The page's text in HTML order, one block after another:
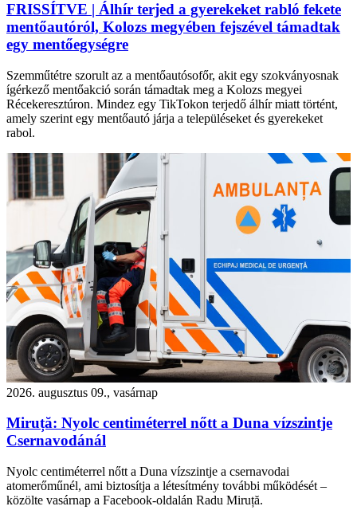
FRISSÍTVE | Álhír terjed a gyerekeket rabló fekete
mentőautóról, Kolozs megyében fejszével támadtak
egy mentőegységre
Szemműtétre szorult az a mentőautósofőr, akit egy szokványosnak
ígérkező mentőakció során támadtak meg a Kolozs megyei
Récekeresztúron. Mindez egy TikTokon terjedő álhír miatt történt,
amely szerint egy mentőautó járja a településeket és gyerekeket
rabol.
2026. augusztus 09., vasárnap
Miruță: Nyolc centiméterrel nőtt a Duna vízszintje
Csernavodánál
Nyolc centiméterrel nőtt a Duna vízszintje a csernavodai
atomerőműnél, ami biztosítja a létesítmény további működését –
közölte vasárnap a Facebook-oldalán Radu Miruță.